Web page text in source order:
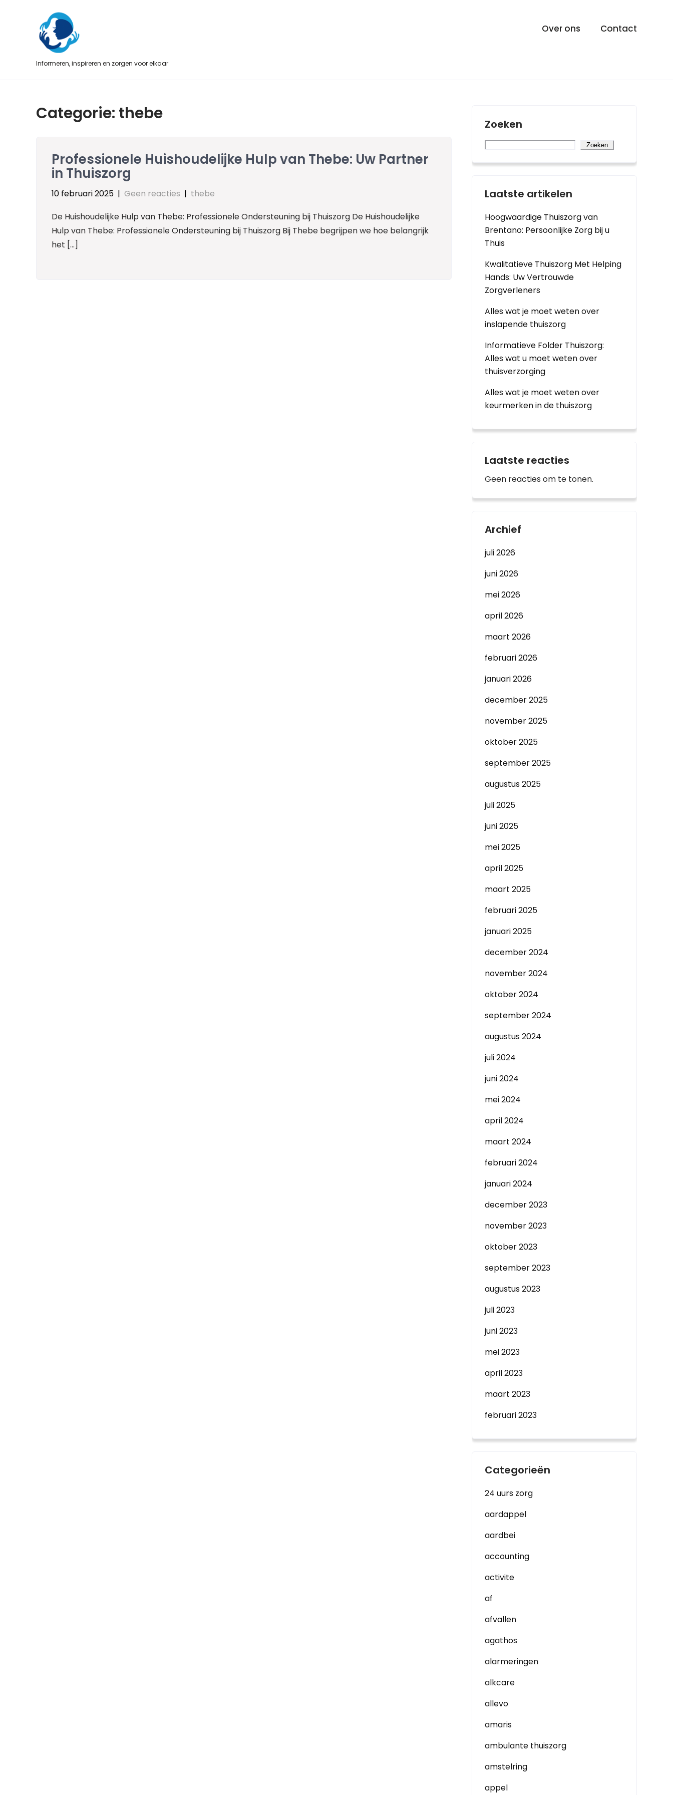
Informeren, inspireren en zorgen voor elkaar
Over ons Contact
Categorie: thebe
Professionele Huishoudelijke Hulp van Thebe: Uw Partner
in Thuiszorg
10 februari 2025 | Geen reacties | thebe
De Huishoudelijke Hulp van Thebe: Professionele Ondersteuning bij Thuiszorg De Huishoudelijke
Hulp van Thebe: Professionele Ondersteuning bij Thuiszorg Bij Thebe begrijpen we hoe belangrijk
het […]
Zoeken
Zoeken
Laatste artikelen
Hoogwaardige Thuiszorg van
Brentano: Persoonlijke Zorg bij u
Thuis
Kwalitatieve Thuiszorg Met Helping
Hands: Uw Vertrouwde
Zorgverleners
Alles wat je moet weten over
inslapende thuiszorg
Informatieve Folder Thuiszorg:
Alles wat u moet weten over
thuisverzorging
Alles wat je moet weten over
keurmerken in de thuiszorg
Laatste reacties
Geen reacties om te tonen.
Archief
juli 2026
juni 2026
mei 2026
april 2026
maart 2026
februari 2026
januari 2026
december 2025
november 2025
oktober 2025
september 2025
augustus 2025
juli 2025
juni 2025
mei 2025
april 2025
maart 2025
februari 2025
januari 2025
december 2024
november 2024
oktober 2024
september 2024
augustus 2024
juli 2024
juni 2024
mei 2024
april 2024
maart 2024
februari 2024
januari 2024
december 2023
november 2023
oktober 2023
september 2023
augustus 2023
juli 2023
juni 2023
mei 2023
april 2023
maart 2023
februari 2023
Categorieën
24 uurs zorg
aardappel
aardbei
accounting
activite
af
afvallen
agathos
alarmeringen
alkcare
allevo
amaris
ambulante thuiszorg
amstelring
appel